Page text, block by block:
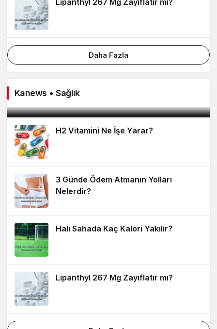
Lipanthyl 267 Mg Zayıflatır mı?
Daha Fazla
Kanews • Sağlık
Çiğ köfte, hem lezzeti hem de düşük kalorili içeriğiyle
diyet yapanların en çok merak ettiği yiyeceklerden...
H2 Vitamini Ne İşe Yarar?
3 Günde Ödem Atmanın Yolları
Nelerdir?
Halı Sahada Kaç Kalori Yakılır?
Lipanthyl 267 Mg Zayıflatır mı?